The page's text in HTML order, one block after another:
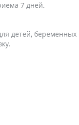
7 дней.
детей, беременных